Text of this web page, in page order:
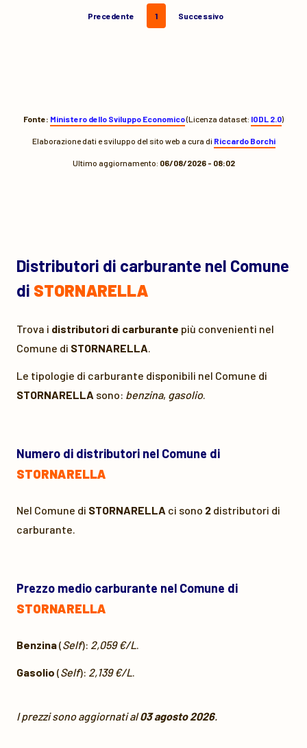
Precedente 1 Successivo
Fonte: Ministero dello Sviluppo Economico(Licenza dataset: IODL 2.0)
Elaborazione dati e sviluppo del sito web a cura di Riccardo Borchi
Ultimo aggiornamento: 06/08/2026 - 08:02
Distributori di carburante nel Comune
di STORNARELLA
Trova i distributori di carburante più convenienti nel
Comune di STORNARELLA.
Le tipologie di carburante disponibili nel Comune di
STORNARELLA sono: benzina, gasolio.
Numero di distributori nel Comune di
STORNARELLA
Nel Comune di STORNARELLA ci sono 2 distributori di
carburante.
Prezzo medio carburante nel Comune di
STORNARELLA
Benzina(Self): 2,059 €/L.
Gasolio (Self): 2,139 €/L.
I prezzi sono aggiornati al03 agosto 2026.